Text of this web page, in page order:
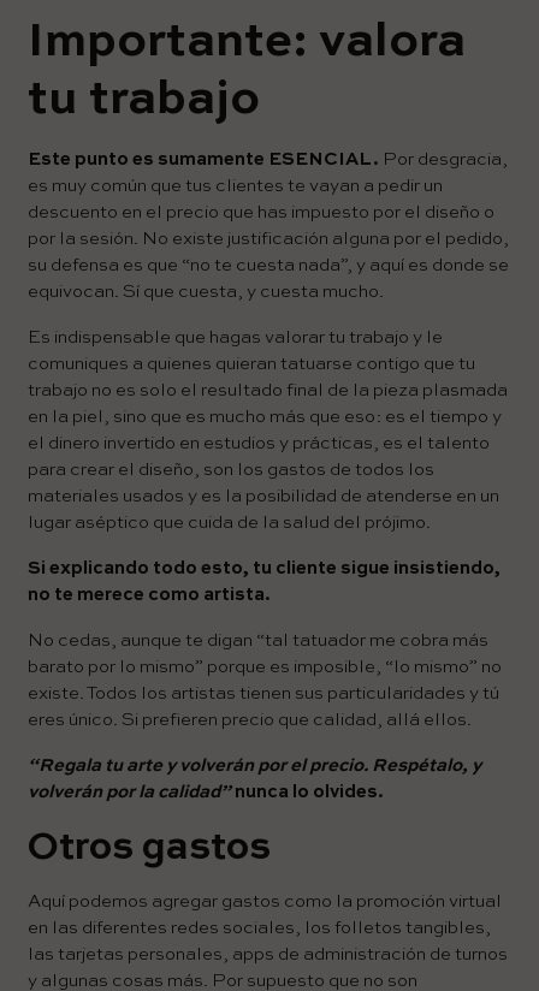
Importante: valora
tu trabajo
Este punto es sumamente ESENCIAL. Por desgracia,
es muy común que tus clientes te vayan a pedir un
descuento en el precio que has impuesto por el diseño o
por la sesión. No existe justificación alguna por el pedido,
su defensa es que “no te cuesta nada”, y aquí es donde se
equivocan. Sí que cuesta, y cuesta mucho.
Es indispensable que hagas valorar tu trabajo y le
comuniques a quienes quieran tatuarse contigo que tu
trabajo no es solo el resultado final de la pieza plasmada
en la piel, sino que es mucho más que eso: es el tiempo y
el dinero invertido en estudios y prácticas, es el talento
para crear el diseño, son los gastos de todos los
materiales usados y es la posibilidad de atenderse en un
lugar aséptico que cuida de la salud del prójimo.
Si explicando todo esto, tu cliente sigue insistiendo,
no te merece como artista.
No cedas, aunque te digan “tal tatuador me cobra más
barato por lo mismo” porque es imposible, “lo mismo” no
existe. Todos los artistas tienen sus particularidades y tú
eres único. Si prefieren precio que calidad, allá ellos.
“Regala tu arte y volverán por el precio. Respétalo, y
volverán por la calidad” nunca lo olvides.
Otros gastos
Aquí podemos agregar gastos como la promoción virtual
en las diferentes redes sociales, los folletos tangibles,
las tarjetas personales, apps de administración de turnos
y algunas cosas más. Por supuesto que no son